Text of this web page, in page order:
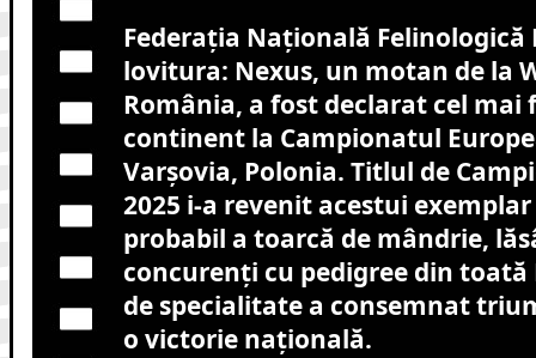
Federația Națională Felinologică
lovitura: Nexus, un motan de la
România, a fost declarat cel mai
continent la Campionatul
Varșovia, Polonia. Titlul de
2025 i-a revenit acestui
probabil a toarcă de mândrie,
concurenți cu pedigree din toată
de specialitate a consemnat
o victorie națională.